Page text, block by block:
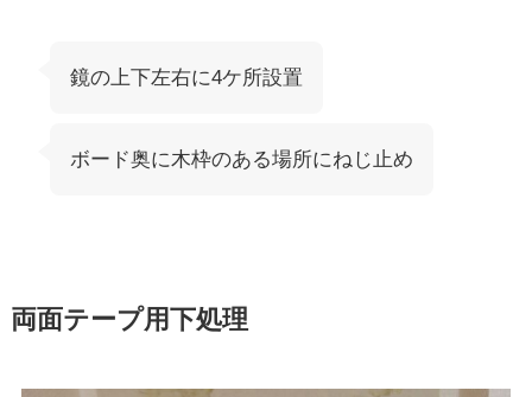
鏡の上下左右に4ケ所設置
ボード奥に木枠のある場所にねじ止め
両面テープ用下処理